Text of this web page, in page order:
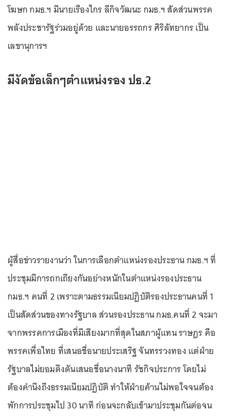
โฆษก กมธ.ฯ มีนายเรืองไกร ลีกิจวัฒนะ กมธ.ฯ สัดส่วนพรรค
พลังประชารัฐร่วมอยู่ด้วย และนายอรรถกร ศิริลัทยากร เป็น
เลขานุการฯ
มีงัดข้อเล็กๆตำแหน่งรอง ปธ.2
ผู้สื่อข่าวรายงานว่า ในการเลือกตำแหน่งรองประธาน กมธ.ฯ ที่
ประชุมมีการถกเถียงกันอย่างหนักในตำแหน่งรองประธาน
กมธ.ฯ คนที่ 2 เพราะตามธรรมเนียมปฏิบัติรองประธานคนที่ 1
เป็นสัดส่วนของทางรัฐบาล ส่วนรองประธาน กมธ.คนที่ 2 จะมา
จากพรรคการเมืองที่มีเสียงมากที่สุดในสภาผู้แทน ราษฎร คือ
พรรคเพื่อไทย ที่เสนอชื่อนายประเสริฐ จันทรรวงทอง แต่ฝ่าย
รัฐบาลไม่ยอมดึงดันเสนอชื่อนางนาที รัชกิจประการ โดยไม่
ต้องคำนึงถึงธรรมเนียมปฏิบัติ ทำให้ฝ่ายค้านไม่พอใจจนต้อง
พักการประชุมไป 30 นาที ก่อนจะกลับเข้ามาประชุมกันต่อจน